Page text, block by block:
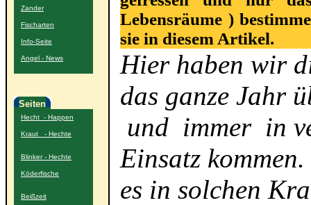
Zander
Fischarten
Info-Seite
Angel - News
Seiten
Hecht - Happen
Kraut - Hechte
Blinker - Hechte
Köderfische
Beißzeit
Lebensräume )
sie in diesem Artikel.
Hier haben wir
das ganze Jahr
und immer in
Einsatz
es in solchen